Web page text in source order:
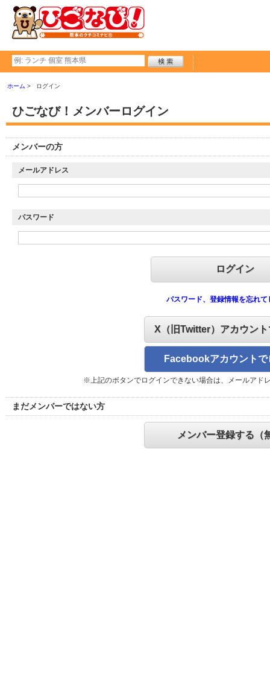
ホーム ログイン
ひごなび！メンバーログイン
メンバーの方
メールアドレス
パスワード
パスワード、登録情報を忘れて
X（旧Twitter）アカウン
Facebookアカウントで
※上記のボタンでログインできない場合は、メールアド
まだメンバーではない方
メンバー登録する（